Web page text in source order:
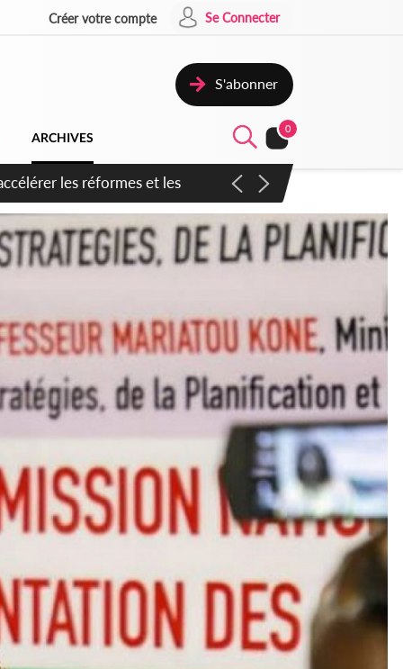
Créer votre compte Se Connecter
S'abonner
ARCHIVES
0
inspirer pour accélérer le